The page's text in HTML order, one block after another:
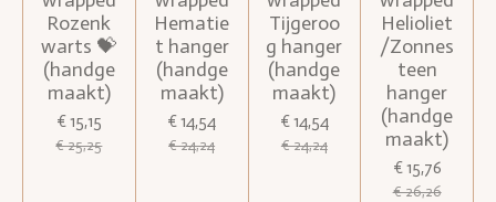
Rozenk
warts 💝
(handge
maakt)
€ 15,15
€ 25,25
Hematie
t hanger
(handge
maakt)
€ 14,54
€ 24,24
Tijgeroo
g hanger
(handge
maakt)
€ 14,54
€ 24,24
Helioliet
/Zonnes
teen
hanger
(handge
maakt)
€ 15,76
€ 26,26